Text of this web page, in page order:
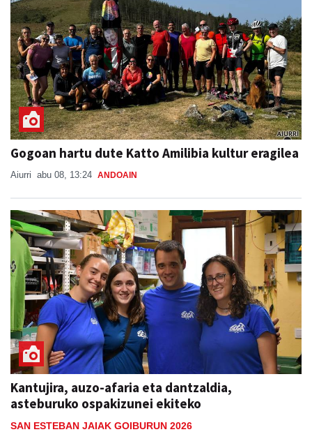
Gogoan hartu dute Katto Amilibia kultur eragilea
Aiurri abu 08, 13:24 ANDOAIN
Kantujira, auzo-afaria eta dantzaldia,
asteburuko ospakizunei ekiteko
SAN ESTEBAN JAIAK GOIBURUN 2026